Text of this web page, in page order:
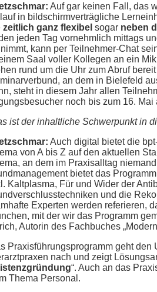
Auf gar keinen Fall, das
in bildschirmverträgliche
zeitlich ganz flexibel sogar neben
jeden Tag vornehmlich mittags
kann per Teilnehmer-Chat
Saal voller Kollegen an ein
rund um die Uhr zum Abruf
an dem in Bielefeld
steht in diesem Jahr allen
noch bis zum 16.
ist der inhaltliche Schwerpunkt in
Auch digital bietet die
von A bis Z auf den aktuellen
an dem im Praxisalltag
bietet das
Kaltplasma, Für und Wider der
und die
Experten werden referieren,
mit der wir das Programm
Autorin des Fachbuches
Praxisführungsprogramm geht den
nach und zeigt
“. Auch an das
Thema Personal.